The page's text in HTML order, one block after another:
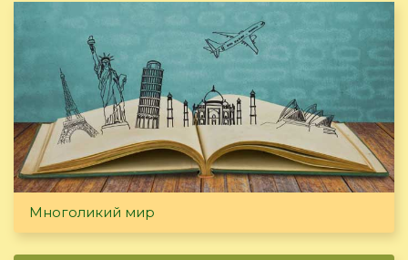
Многоликий мир